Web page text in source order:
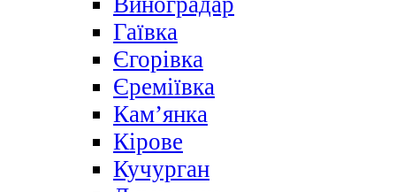
Гаївка
Єгорівка
Єреміївка
Кам’янка
Кірове
Кучурган